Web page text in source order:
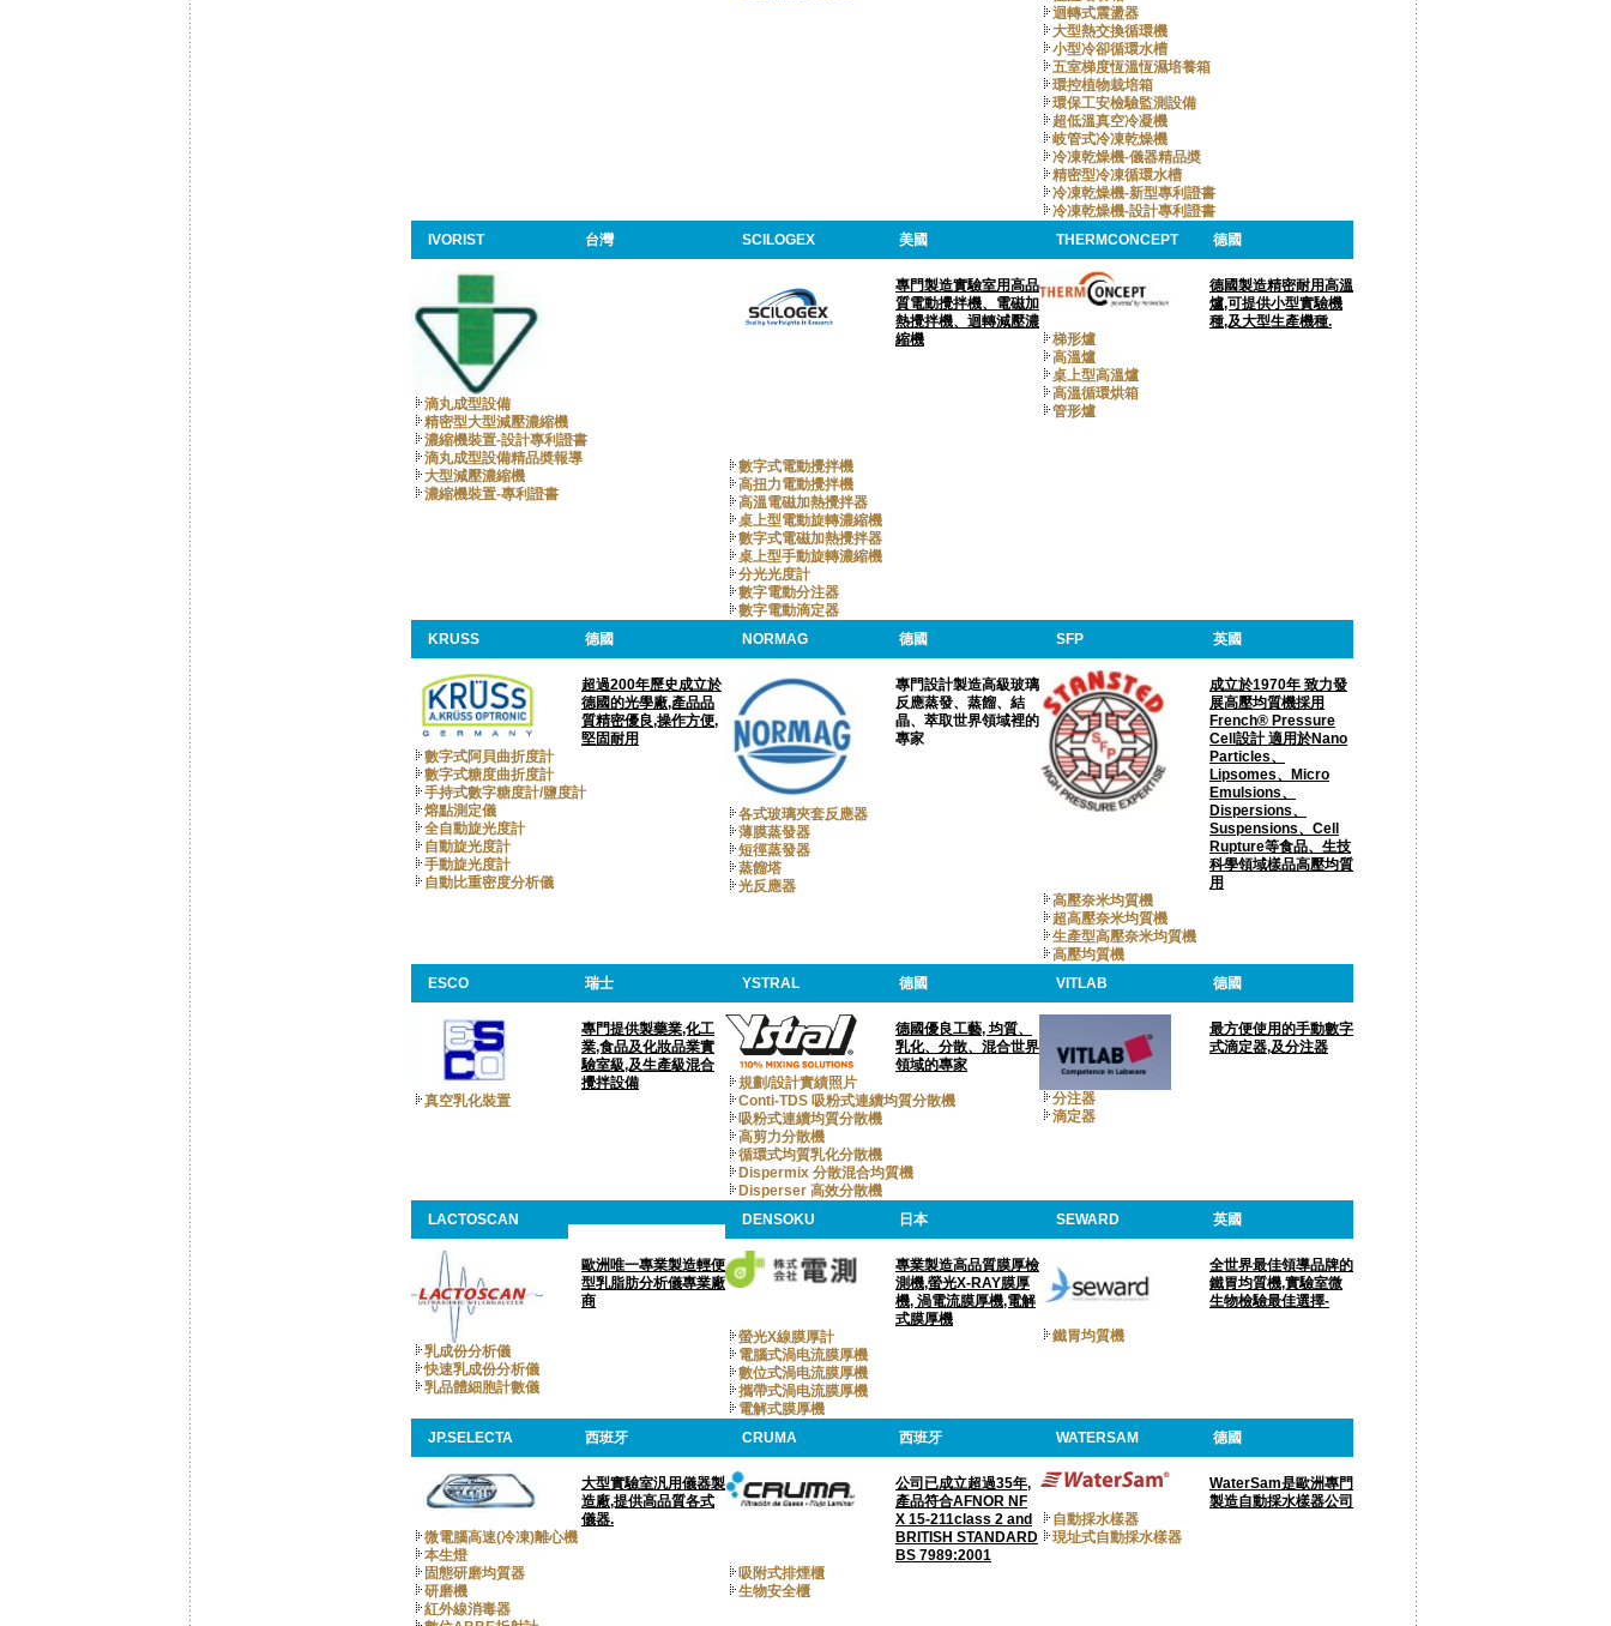
迴轉式震盪器
大型熱交換循環機
小型冷卻循環水槽
五室梯度恆溫恆濕培養箱
環控植物栽培箱
環保工安檢驗監測設備
超低溫真空冷凝機
岐管式冷凍乾燥機
冷凍乾燥機-儀器精品奬
精密型冷凍循環水槽
冷凍乾燥機-新型專利證書
冷凍乾燥機-設計專利證書
IVORIST
台灣
滴丸成型設備
精密型大型減壓濃縮機
濃縮機裝置-設計專利證書
滴丸成型設備精品奬報導
大型減壓濃縮機
濃縮機裝置-專利證書
SCILOGEX 美國
專門製造實驗室用高品
質電動攪拌機、電磁加
熱攪拌機、迴轉減壓濃
縮機
數字式電動攪拌機
高扭力電動攪拌機
高溫電磁加熱攪拌器
桌上型電動旋轉濃縮機
數字式電磁加熱攪拌器
桌上型手動旋轉濃縮機
分光光度計
數字電動分注器
數字電動滴定器
THERMCONCEPT 德國
德國製造精密耐用高溫
爐,可提供小型實驗機
種,及大型生產機種.
梯形爐
高溫爐
桌上型高溫爐
高溫循環烘箱
管形爐
KRUSS 德國
超過200年歷史成立於
德國的光學廠,產品品
質精密優良,操作方便,
堅固耐用
數字式阿貝曲折度計
數字式糖度曲折度計
手持式數字糖度計/鹽度計
熔點測定儀
全自動旋光度計
自動旋光度計
手動旋光度計
自動比重密度分析儀
NORMAG 德國
專門設計製造高級玻璃
反應蒸發、蒸餾、結
晶、萃取世界領域裡的
專家
各式玻璃夾套反應器
薄膜蒸發器
短徑蒸發器
蒸餾塔
光反應器
SFP 英國
成立於1970年 致力發
展高壓均質機採用
French® Pressure
Cell設計 適用於Nano
Particles、
Lipsomes、Micro
Emulsions、
Dispersions、
Suspensions、Cell
Rupture等食品、生技
科學領域樣品高壓均質
用
高壓奈米均質機
超高壓奈米均質機
生產型高壓奈米均質機
高壓均質機
ESCO
瑞士
專門提供製藥業,化工
業,食品及化妝品業實
驗室級,及生產級混合
攪拌設備
真空乳化裝置
YSTRAL 德國
德國優良工藝, 均質、
乳化、分散、混合世界
領域的專家
規劃/設計實績照片
Conti-TDS 吸粉式連續均質分散機
吸粉式連續均質分散機
高剪力分散機
循環式均質乳化分散機
Dispermix 分散混合均質機
Disperser 高效分散機
VITLAB 德國
最方便使用的手動數字
式滴定器,及分注器
分注器
滴定器
LACTOSCAN
歐洲唯一專業製造輕便
型乳脂肪分析儀專業廠
商
乳成份分析儀
快速乳成份分析儀
乳品體細胞計數儀
DENSOKU 日本
專業製造高品質膜厚檢
測機,螢光X-RAY膜厚
機, 渦電流膜厚機,電解
式膜厚機
螢光X線膜厚計
電腦式渦电流膜厚機
數位式渦电流膜厚機
攜帶式渦电流膜厚機
電解式膜厚機
SEWARD 英國
全世界最佳領導品牌的
鐵胃均質機,實驗室微
生物檢驗最佳選擇-
鐵胃均質機
JP.SELECTA 西班牙
大型實驗室汎用儀器製
造廠,提供高品質各式
儀器.
微電腦高速(冷凍)離心機
本生燈
固態研磨均質器
研磨機
紅外線消毒器
CRUMA 西班牙
公司已成立超過35年,
產品符合AFNOR NF
X 15-211class 2 and
BRITISH STANDARD
BS 7989:2001
吸附式排煙櫃
生物安全櫃
WATERSAM 德國
WaterSam是歐洲專門
製造自動採水樣器公司
自動採水樣器
現址式自動採水樣器